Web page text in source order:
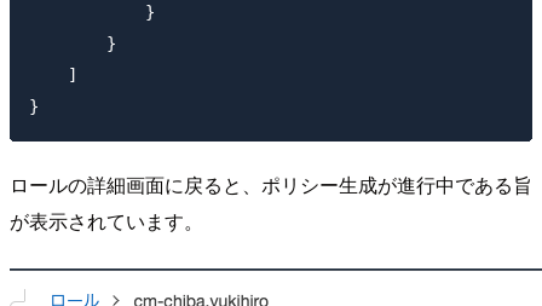
            }
        }
    ]
ロールの詳細画面に戻ると、ポリシー生成が進行中である旨
が表示されています。